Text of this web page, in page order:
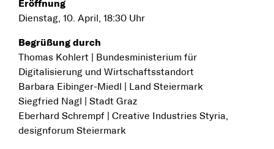
Eröffnung
Dienstag, 10. April, 18:30 Uhr
Begrüßung durch
Thomas Kohlert | Bundesministerium für
Digitalisierung und Wirtschaftsstandort
Barbara Eibinger-Miedl | Land Steiermark
Siegfried Nagl | Stadt Graz
Eberhard Schrempf | Creative Industries Styria,
designforum Steiermark